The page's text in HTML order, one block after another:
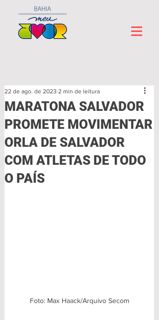
MARATONA SALVADOR
PROMETE MOVIMENTAR
ORLA DE SALVADOR
COM ATLETAS DE TODO
O PAÍS
22 de ago. de 2023 2 min de leitura
Foto: Max Haack/Arquivo Secom